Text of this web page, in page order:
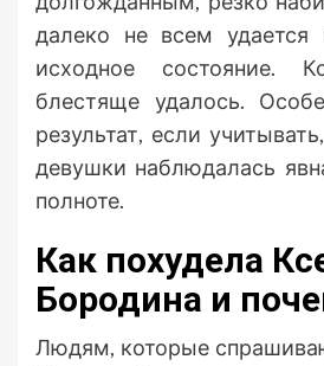
далеко не всем удается
исходное состояние.
блестяще удалось.
результат, если
девушки наблюдалась
полноте.
Как похудела
Бородина и
Людям, которые